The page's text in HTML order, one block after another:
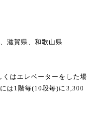
、滋賀県、和歌山県
はエレベーターをした場
は1階毎(10段毎)に3,300